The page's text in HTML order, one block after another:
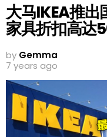
大马IKEA推出
家具折扣高达
by Gemma
7 years ago